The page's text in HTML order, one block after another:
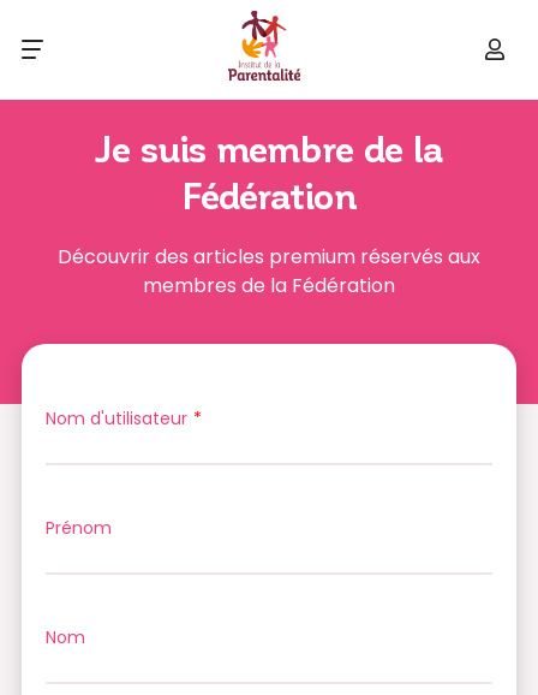
Je suis membre de la
Fédération
Découvrir des articles premium réservés aux
membres de la Fédération
Nom d'utilisateur *
Prénom
Nom